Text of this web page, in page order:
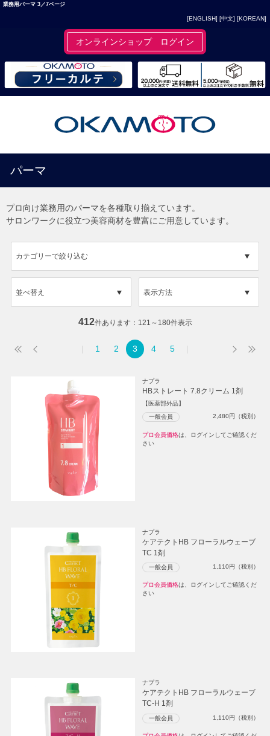
業務用パーマ 3／7ページ
[ENGLISH] [中文] [KOREAN]
オンラインショップ ログイン
パーマ
プロ向け業務用のパーマを各種取り揃えています。
サロンワークに役立つ美容商材を豊富にご用意しています。
カテゴリーで絞り込む
表示方法
並べ替え
412件あります 121～180件表示
1 2 3 4 5
ナプラ
HBストレート 7.8クリーム 1剤
【医薬部外品】
一般会員 2,480円（税別）
プロ会員価格は、ログインしてご確認くだ
さい
ナプラ
ケアテクトHB フローラルウェーブ
TC 1剤
一般会員 1,110円（税別）
プロ会員価格は、ログインしてご確認くだ
さい
ナプラ
ケアテクトHB フローラルウェーブ
TC-H 1剤
一般会員 1,110円（税別）